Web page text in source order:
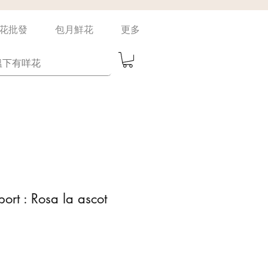
批發 包月鮮花 更多
: Rosa la ascot